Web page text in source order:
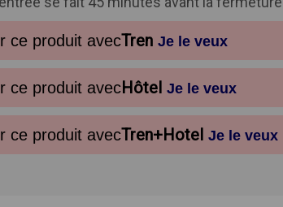
ce produit avecTren Je le veux
ce produit avecHôtel Je le veux
ce produit avecTren+Hotel Je le veux